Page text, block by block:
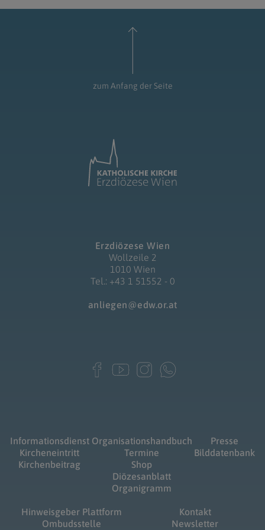
zum Anfang der Seite
Erzdiözese Wien
Wollzeile 2
1010 Wien
Tel.: +43 1 51552 - 0
anliegen@edw.or.at
Informationsdienst
Kircheneintritt
Kirchenbeitrag
Organisationshandbuch
Termine
Shop
Diözesanblatt
Organigramm
Presse
Bilddatenbank
Hinweisgeber Plattform
Ombudsstelle
Kontakt
Newsletter